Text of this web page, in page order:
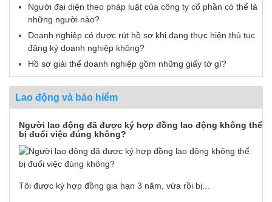
Người đại diện theo pháp luật của công ty cổ phần có thể là
những người nào?
Doanh nghiệp có được rút hồ sơ khi đang thực hiện thủ tục
đăng ký doanh nghiệp không?
Hồ sơ giải thể doanh nghiệp gồm những giấy tờ gì?
Lao động và bảo hiểm
Người lao động đã được ký hợp đồng lao động không thể
bị đuổi việc đúng không?
Tôi được ký hợp đồng gia hạn 3 năm, vừa rồi bị...